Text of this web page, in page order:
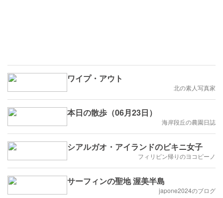
ワイプ・アウト
北の素人写真家
本日の散歩（06月23日）
海岸段丘の農園日誌
シアルガオ・アイランドのビキニ女子
フィリピン帰りのヨコピーノ
サーフィンの聖地 渥美半島
japone2024のブログ